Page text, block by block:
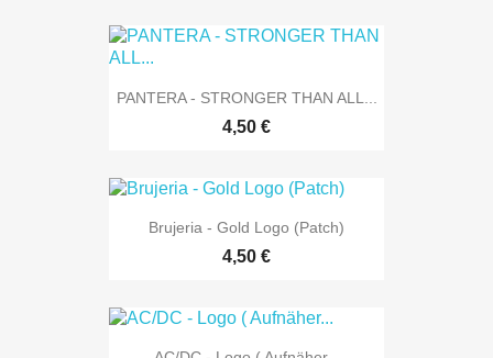
PANTERA - STRONGER THAN ALL...
4,50 €
Brujeria - Gold Logo (Patch)
4,50 €